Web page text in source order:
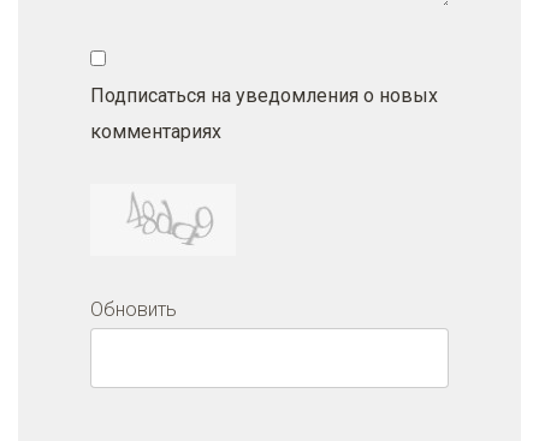
Подписаться на уведомления о новых
комментариях
Обновить